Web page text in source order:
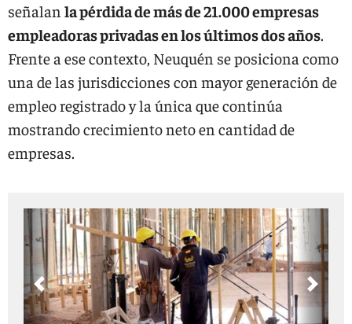
señalan la pérdida de más de 21.000 empresas
empleadoras privadas en los últimos dos años.
Frente a ese contexto, Neuquén se posiciona como
una de las jurisdicciones con mayor generación de
empleo registrado y la única que continúa
mostrando crecimiento neto en cantidad de
empresas.
Previous Next